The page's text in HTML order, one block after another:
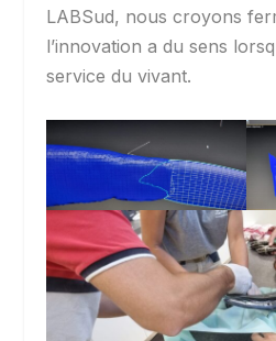
LABSud, nous croyons
l’innovation a du sens
service du vivant.